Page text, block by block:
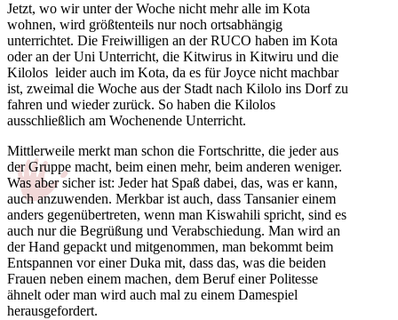
Jetzt, wo wir unter der Woche nicht mehr alle im Kota
wohnen, wird größtenteils nur noch ortsabhängig
unterrichtet. Die Freiwilligen an der RUCO haben im Kota
oder an der Uni Unterricht, die Kitwirus in Kitwiru und die
Kilolos leider auch im Kota, da es für Joyce nicht machbar
ist, zweimal die Woche aus der Stadt nach Kilolo ins Dorf zu
fahren und wieder zurück. So haben die Kilolos
ausschließlich am Wochenende Unterricht.
Mittlerweile merkt man schon die Fortschritte, die jeder aus
der Gruppe macht, beim einen mehr, beim anderen weniger.
Was aber sicher ist: Jeder hat Spaß dabei, das, was er kann,
auch anzuwenden. Merkbar ist auch, dass Tansanier einem
anders gegenübertreten, wenn man Kiswahili spricht, sind es
auch nur die Begrüßung und Verabschiedung. Man wird an
der Hand gepackt und mitgenommen, man bekommt beim
Entspannen vor einer Duka mit, dass das, was die beiden
Frauen neben einem machen, dem Beruf einer Politesse
ähnelt oder man wird auch mal zu einem Damespiel
herausgefordert.